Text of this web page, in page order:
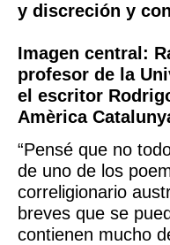
y discreción y
Imagen central:
profesor de la
el escritor
Amèrica
“Pensé que no
de uno de los
correligionario
breves que se
contienen mucho